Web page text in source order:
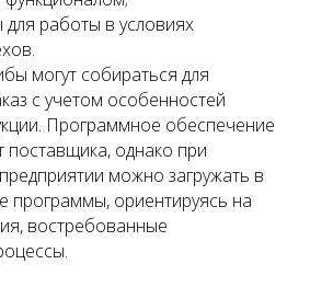
работы в условиях
могут собираться для
с учетом особенностей
Программное обеспечение
поставщика, однако при
можно загружать в
программы, ориентируясь на
востребованные